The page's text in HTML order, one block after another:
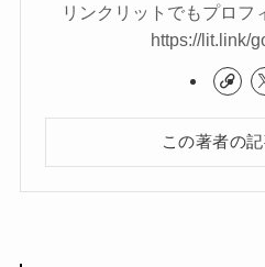
リンクリットでもプロフ
https://lit.link/
この著者の